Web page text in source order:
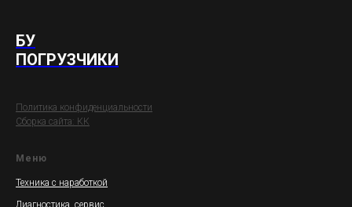
БУ
ПОГРУЗЧИКИ
Политика конфиденциальности
Сборка сайта: КК
Меню
Техника с наработкой